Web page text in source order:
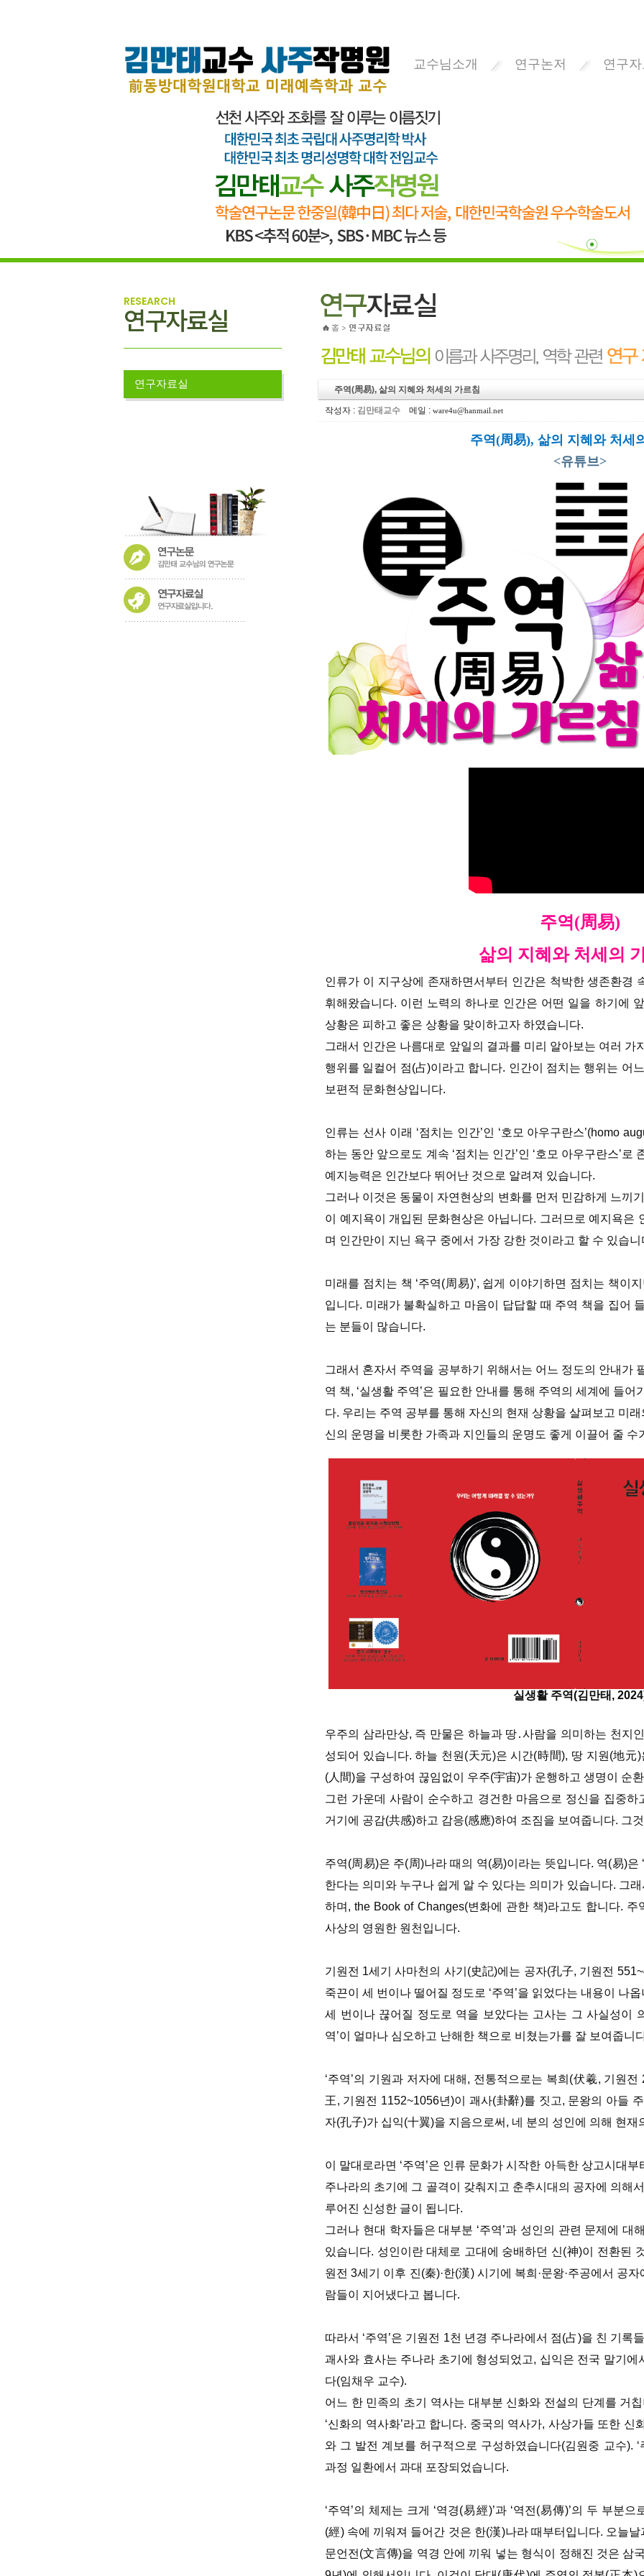
교수님소개 연구논저 연구
RESEARCH
연구자료실
연구자료실 주역(周易), 삶의 지혜와 처세의 가르침
작성자 : 김만태교수 메일 : ware4u@hanmail.net
주역(周易), 삶의 지혜와 처세
<유튜브>
주역(周易)
삶의 지혜와 처세의
인류가 이 지구상에 존재하면서부터 인간은 척박한 생존환경
휘해왔습니다. 이런 노력의 하나로 인간은 어떤 일을 하기에
상황은 피하고 좋은 상황을 맞이하고자 하였습니다.
그래서 인간은 나름대로 앞일의 결과를 미리 알아보는 여러 가
행위를 일컬어 점(占)이라고 합니다. 인간이 점치는 행위는 어
보편적 문화현상입니다.
인류는 선사 이래 ‘점치는 인간’인 ‘호모 아우구란스’(homo
하는 동안 앞으로도 계속 ‘점치는 인간’인 ‘호모 아우구란스’
예지능력은 인간보다 뛰어난 것으로 알려져 있습니다.
그러나 이것은 동물이 자연현상의 변화를 먼저 민감하게 느끼
이 예지욕이 개입된 문화현상은 아닙니다. 그러므로 예지욕은
며 인간만이 지닌 욕구 중에서 가장 강한 것이라고 할 수 있습니
미래를 점치는 책 ‘주역(周易)’, 쉽게 이야기하면 점치는 책이
입니다. 미래가 불확실하고 마음이 답답할 때 주역 책을 집어
는 분들이 많습니다.
그래서 혼자서 주역을 공부하기 위해서는 어느 정도의 안내가
역 책, ‘실생활 주역’은 필요한 안내를 통해 주역의 세계에 들
다. 우리는 주역 공부를 통해 자신의 현재 상황을 살펴보고 미
신의 운명을 비롯한 가족과 지인들의 운명도 좋게 이끌어 줄 수
실생활 주역(김만태,
우주의 삼라만상, 즉 만물은 하늘과 땅․사람을 의미하는 천지
성되어 있습니다. 하늘 천원(天元)은 시간(時間), 땅 지원(地
(人間)을 구성하여 끊임없이 우주(宇宙)가 운행하고 생명이 순
그런 가운데 사람이 순수하고 경건한 마음으로 정신을 집중
거기에 공감(共感)하고 감응(感應)하여 조짐을 보여줍니다. 그
주역(周易)은 주(周)나라 때의 역(易)이라는 뜻입니다. 역(易)은
한다는 의미와 누구나 쉽게 알 수 있다는 의미가 있습니다. 그
하며, the Book of Changes(변화에 관한 책)라고도 합니다.
사상의 영원한 원천입니다.
기원전 1세기 사마천의 사기(史記)에는 공자(孔子, 기원전
죽끈이 세 번이나 떨어질 정도로 ‘주역’을 읽었다는 내용이 나
세 번이나 끊어질 정도로 역을 보았다는 고사는 그 사실성이
역’이 얼마나 심오하고 난해한 책으로 비쳤는가를 잘 보여줍니
‘주역’의 기원과 저자에 대해, 전통적으로는 복희(伏羲, 기원
王, 기원전 1152~1056년)이 괘사(卦辭)를 짓고, 문왕의 아들
자(孔子)가 십익(十翼)을 지음으로써, 네 분의 성인에 의해 현재
이 말대로라면 ‘주역’은 인류 문화가 시작한 아득한 상고시대
주나라의 초기에 그 골격이 갖춰지고 춘추시대의 공자에 의해
루어진 신성한 글이 됩니다.
그러나 현대 학자들은 대부분 ‘주역’과 성인의 관련 문제에
있습니다. 성인이란 대체로 고대에 숭배하던 신(神)이 전환된
원전 3세기 이후 진(秦)·한(漢) 시기에 복희·문왕·주공에서 공
람들이 지어냈다고 봅니다.
따라서 ‘주역’은 기원전 1천 년경 주나라에서 점(占)을 친 기록
괘사와 효사는 주나라 초기에 형성되었고, 십익은 전국 말기
다(임채우 교수).
어느 한 민족의 초기 역사는 대부분 신화와 전설의 단계를 거
‘신화의 역사화’라고 합니다. 중국의 역사가, 사상가들 또한
와 그 발전 계보를 허구적으로 구성하였습니다(김원중 교수). ‘
과정 일환에서 과대 포장되었습니다.
‘주역’의 체제는 크게 ‘역경(易經)’과 ‘역전(易傳)’의 두 부분
(經) 속에 끼워져 들어간 것은 한(漢)나라 때부터입니다. 오늘
문언전(文言傳)을 역경 안에 끼워 넣는 형식이 정해진 것은 삼